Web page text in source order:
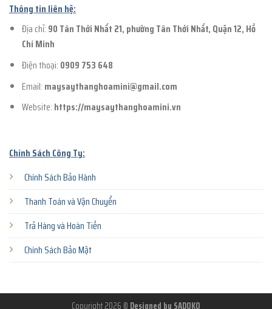
Chính Sách Công Ty:
Chính Sách Bảo Hành
Thanh Toán và Vận Chuyển
Trả Hàng và Hoàn Tiền
Chính Sách Bảo Mật
Thông tin liên hệ:
Địa chỉ: 90 Tân Thới Nhất 21, phường Tân Thới Nhất, Quận 12, Hồ
Chí Minh
Điện thoại: 0909 753 648
Email: maysaythanghoamini@gmail.com
Website: https://maysaythanghoamini.vn
Copyright 2026 © Designed by SADOKO